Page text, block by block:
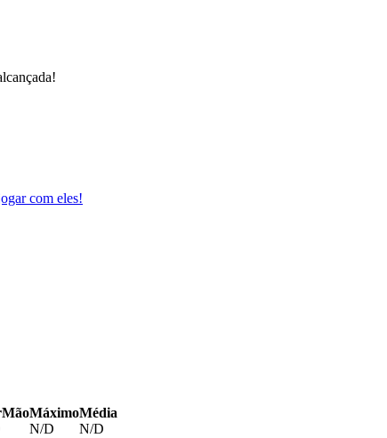
MáximoMédia
N/D N/D